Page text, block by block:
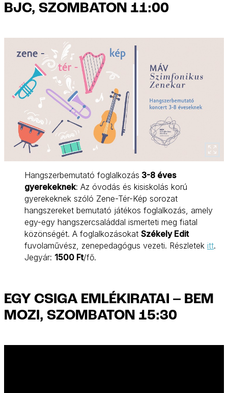
BJC, SZOMBATON 11:00
Hangszerbemutató foglalkozás 3-8 éves
gyerekeknek: Az óvodás és kisiskolás korú
gyerekeknek szóló Zene-Tér-Kép sorozat
hangszereket bemutató játékos foglalkozás, amely
egy-egy hangszercsaláddal ismerteti meg fiatal
közönségét. A foglalkozásokat Székely Edit
fuvolaművész, zenepedagógus vezeti. Részletek itt.
Jegyár: 1500 Ft/fő.
EGY CSIGA EMLÉKIRATAI – BEM
MOZI, SZOMBATON 15:30